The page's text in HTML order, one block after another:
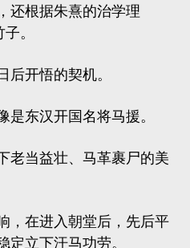
还根据朱熹的治学理
。
后开悟的契机。
是东汉开国名将马援。
老当益壮、马革裹尸的美
，在进入朝堂后，先后平
定立下汗马功劳。